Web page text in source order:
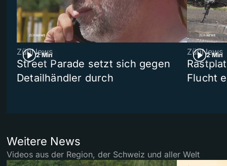
2 Min
ZüriNews
Street Parade setzt sich gegen
Detailhändler durch
2 Min
ZüriNews
Flucht
Weitere News
Videos aus der Region, der Schweiz und aller Welt